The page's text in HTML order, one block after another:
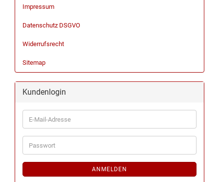
Impressum
Datenschutz DSGVO
Widerrufsrecht
Sitemap
Kundenlogin
ANMELDEN